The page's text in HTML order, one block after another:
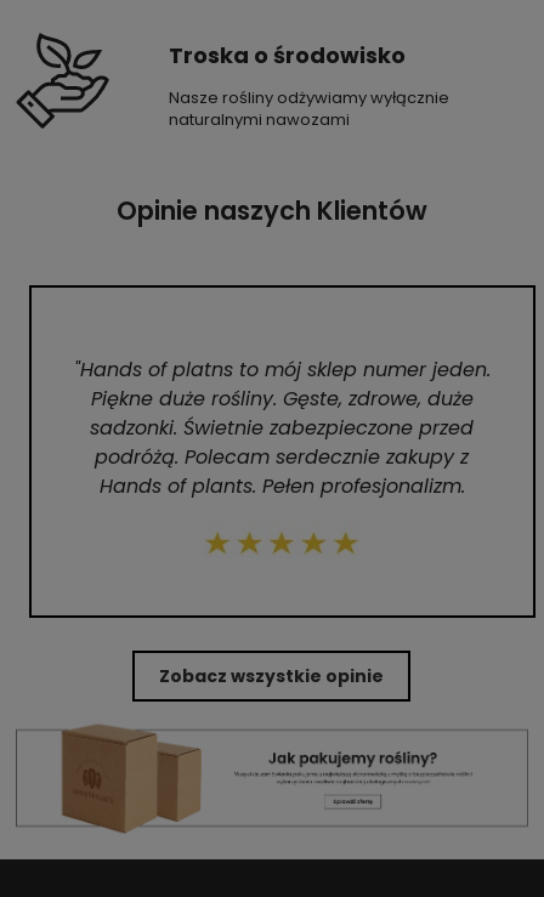
Troska o środowisko
Nasze rośliny odżywiamy wyłącznie
naturalnymi nawozami
Opinie naszych Klientów
"Hands of platns to mój sklep numer jeden.
Piękne duże rośliny. Gęste, zdrowe, duże
sadzonki. Świetnie zabezpieczone przed
podróżą. Polecam serdecznie zakupy z
Hands of plants. Pełen profesjonalizm.
Zobacz wszystkie opinie